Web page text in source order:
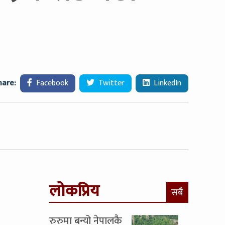
Facebook Twitter LinkedIn
लोकप्रिय सबै
रुरुमा बन्यो नेपालकै